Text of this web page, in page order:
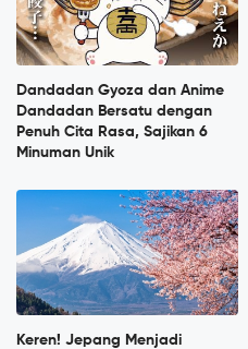
Dandadan Gyoza dan Anime
Dandadan Bersatu dengan
Penuh Cita Rasa, Sajikan 6
Minuman Unik
Keren! Jepang Menjadi